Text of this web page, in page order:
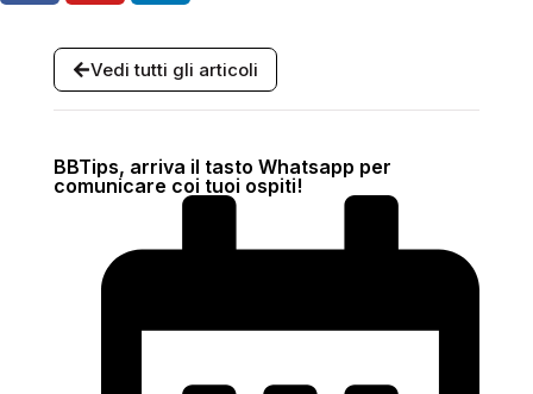
Vedi tutti gli articoli
BBTips, arriva il tasto Whatsapp per
comunicare coi tuoi ospiti!